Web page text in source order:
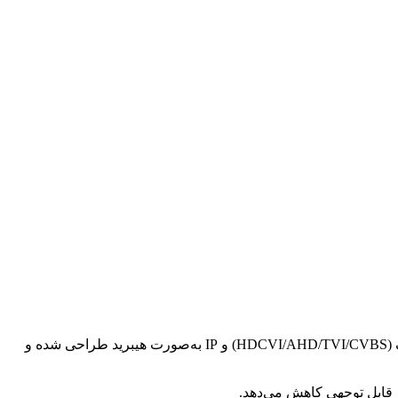
با 16 کانال ورودی، برای ذخیره و مدیریت تصویر دوربین‌های آنالوگ (HDCVI/AHD/TVI/CVBS) و IP به‌صورت هیبرید طراحی شده و